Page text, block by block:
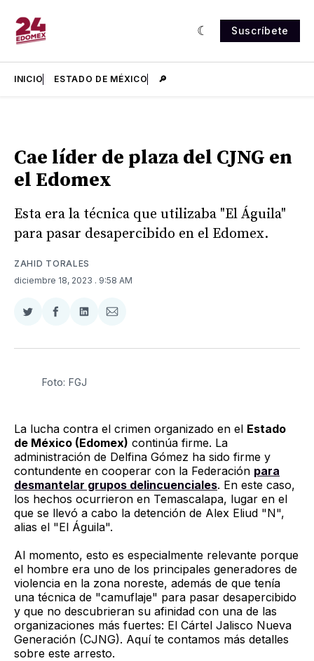
Suscríbete
INICIO ESTADO DE MÉXICO 🔎
Cae líder de plaza del CJNG en
el Edomex
Esta era la técnica que utilizaba "El Águila"
para pasar desapercibido en el Edomex.
ZAHID TORALES
diciembre 18, 2023 . 9:58 AM
Compartir
Twitter
Compartir
Facebook
Compartir
LinkedIn
Compartir
Email
Foto: FGJ
La lucha contra el crimen organizado en el Estado
de México (Edomex) continúa firme. La
administración de Delfina Gómez ha sido firme y
contundente en cooperar con la Federación para
desmantelar grupos delincuenciales. En este caso,
los hechos ocurrieron en Temascalapa, lugar en el
que se llevó a cabo la detención de Alex Eliud "N",
alias el "El Águila".
Al momento, esto es especialmente relevante porque
el hombre era uno de los principales generadores de
violencia en la zona noreste, además de que tenía
una técnica de "camuflaje" para pasar desapercibido
y que no descubrieran su afinidad con una de las
organizaciones más fuertes: El Cártel Jalisco Nueva
Generación (CJNG). Aquí te contamos más detalles
sobre este arresto.